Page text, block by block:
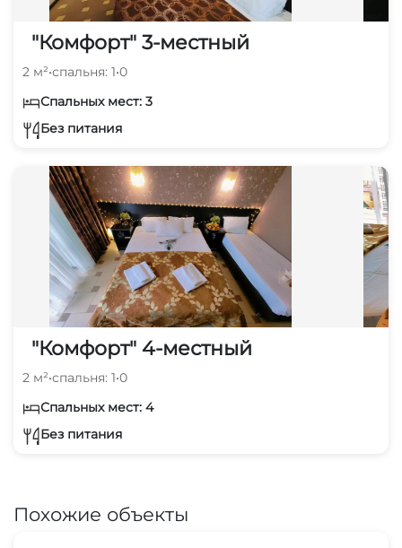
"Комфорт" 3-местный
2 м²•спальня: 1•0
Спальных мест: 3
Без питания
"Комфорт" 4-местный
2 м²•спальня: 1•0
Спальных мест: 4
Без питания
Похожие объекты